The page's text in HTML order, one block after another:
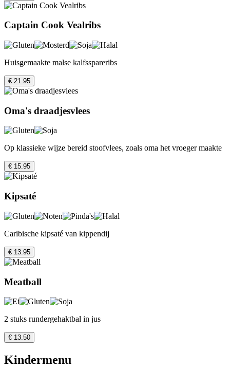
Captain Cook Vealribs
Huisgemaakte malse kalfsspareribs
€ 21.95
Oma's draadjesvlees
Op klassieke wijze bereid stoofvlees, zoals oma het vroeger maakte
€ 15.95
Kipsaté
Caribische kipsaté van kippendij
€ 13.95
Meatball
2 stuks rundergehaktbal in jus
€ 13.50
Kindermenu